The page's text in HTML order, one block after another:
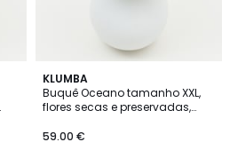
KLUMBA
Buquê Oceano tamanho XXL,
flores secas e preservadas,
59.00 €